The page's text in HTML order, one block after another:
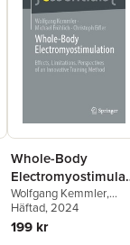
Whole-Body
on
Wolfgang Kemmler,
Michael Fröhlich
Christoph Eifler
Häftad, 2024
199 kr